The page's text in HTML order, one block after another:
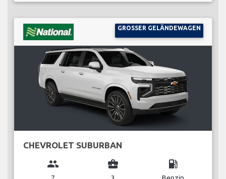
GROSSER GELÄNDEWAGEN
CHEVROLET SUBURBAN
group business_center local_gas_station